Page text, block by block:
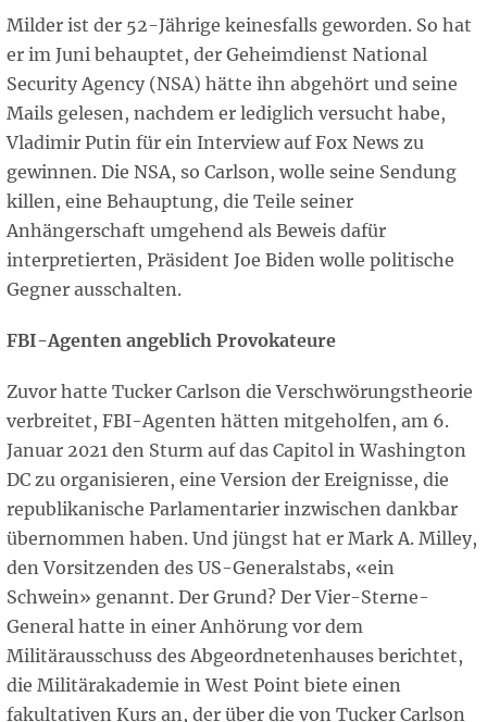
Milder ist der 52-Jährige keinesfalls geworden. So hat
er im Juni behauptet, der Geheimdienst National
Security Agency (NSA) hätte ihn abgehört und seine
Mails gelesen, nachdem er lediglich versucht habe,
Vladimir Putin für ein Interview auf Fox News zu
gewinnen. Die NSA, so Carlson, wolle seine Sendung
killen, eine Behauptung, die Teile seiner
Anhängerschaft umgehend als Beweis dafür
interpretierten, Präsident Joe Biden wolle politische
Gegner ausschalten.
FBI-Agenten angeblich Provokateure
Zuvor hatte Tucker Carlson die Verschwörungstheorie
verbreitet, FBI-Agenten hätten mitgeholfen, am 6.
Januar 2021 den Sturm auf das Capitol in Washington
DC zu organisieren, eine Version der Ereignisse, die
republikanische Parlamentarier inzwischen dankbar
übernommen haben. Und jüngst hat er Mark A. Milley,
den Vorsitzenden des US-Generalstabs, «ein
Schwein» genannt. Der Grund? Der Vier-Sterne-
General hatte in einer Anhörung vor dem
Militärausschuss des Abgeordnetenhauses berichtet,
die Militärakademie in West Point biete einen
fakultativen Kurs an, der über die von Tucker Carlson